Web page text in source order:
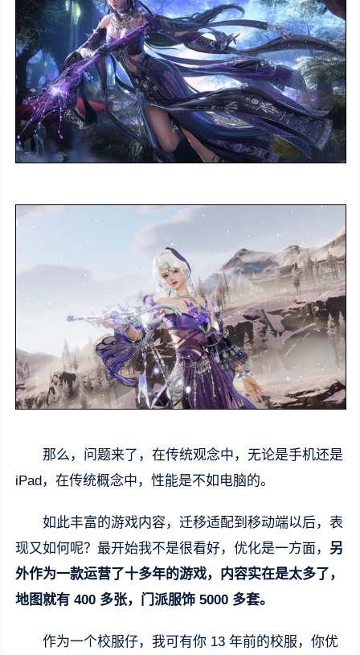
那么，问题来了，在传统观念中，无论是手机还是
iPad，在传统概念中，性能是不如电脑的。
如此丰富的游戏内容，迁移适配到移动端以后，表
现又如何呢？最开始我不是很看好，优化是一方面， 另
外作为一款运营了十多年的游戏，内容实在是太多了，
地图就有 400 多张，门派服饰 5000 多套。
作为一个校服仔，我可有你 13 年前的校服，你优